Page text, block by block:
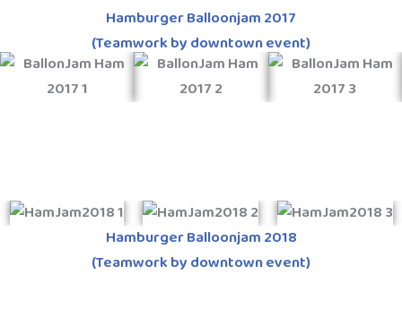
Hamburger Balloonjam 2017
(Teamwork by downtown event)
Hamburger Balloonjam 2018
(Teamwork by downtown event)